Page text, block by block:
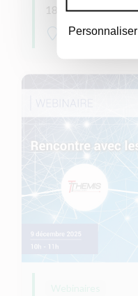
Personnaliser
18 mars 2026
en ligne